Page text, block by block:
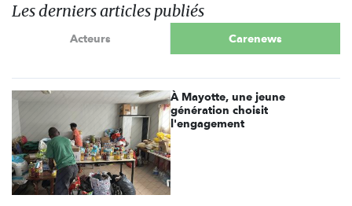
Les derniers articles publiés
Acteurs Carenews
À Mayotte, une jeune
génération choisit
l'engagement